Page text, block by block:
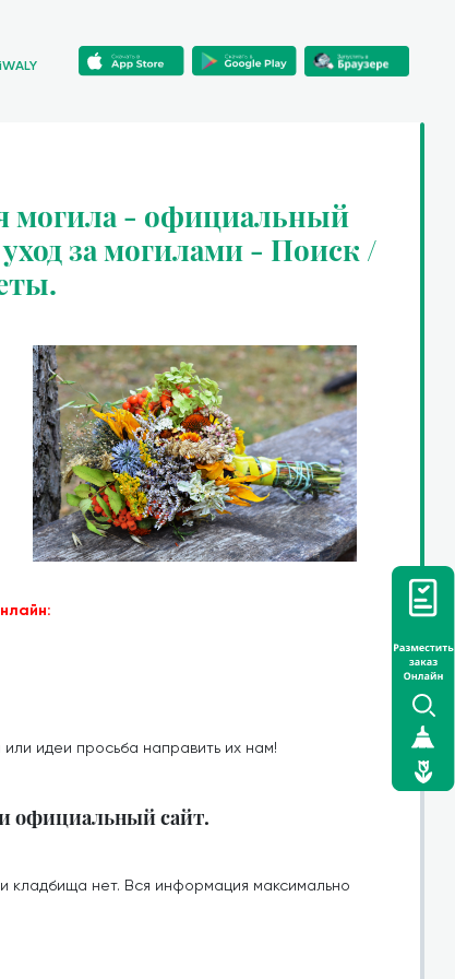
могила - официальный
уход за могилами - Поиск /
идеи просьба направить их нам!
официальный сайт.
кладбища нет. Вся информация максимально